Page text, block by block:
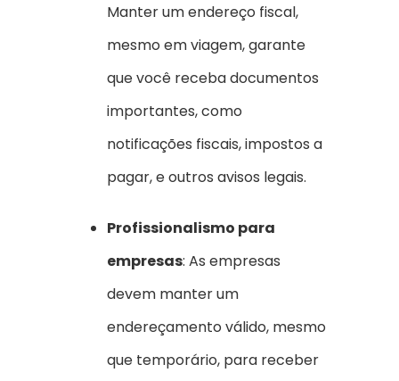
Manter um endereço fiscal,
mesmo em viagem, garante
que você receba documentos
importantes, como
notificações fiscais, impostos a
pagar, e outros avisos legais.
Profissionalismo para
empresas: As empresas
devem manter um
endereçamento válido, mesmo
que temporário, para receber